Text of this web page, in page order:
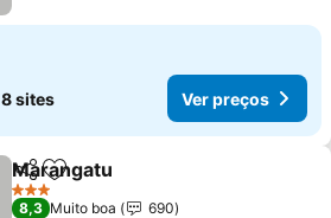
8 sites Ver preços
PartilharAdicionar aos favoritos
Marangatu
3 Estrelas
8,3 Muito boa
690